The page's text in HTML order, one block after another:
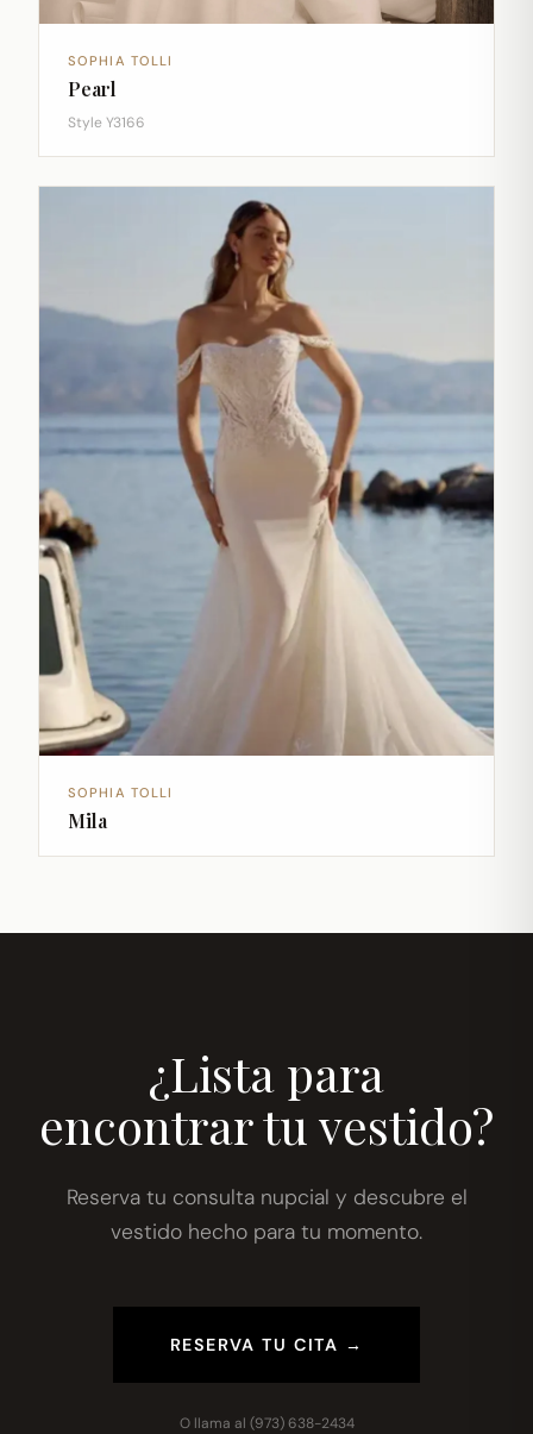
SOPHIA TOLLI
Pearl
Style Y3166
SOPHIA TOLLI
Mila
¿Lista para
encontrar tu vestido?
Reserva tu consulta nupcial y descubre el
vestido hecho para tu momento.
RESERVA TU CITA →
O llama al (973) 638-2434